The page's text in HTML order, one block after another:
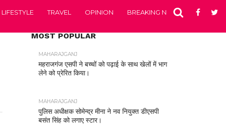
LIFESTYLE TRAVEL OPINION BREAKING NEWS
MOST POPULAR
MAHARAJGANJ
महराजगंज एसपी ने बच्चों को पढ़ाई के साथ खेलों में भाग
लेने को प्रेरित किया।
MAHARAJGANJ
पुलिस अधीक्षक सोमेन्द्र मीना ने नव नियुक्त डीएसपी
बसंत सिंह को लगाए स्टार।